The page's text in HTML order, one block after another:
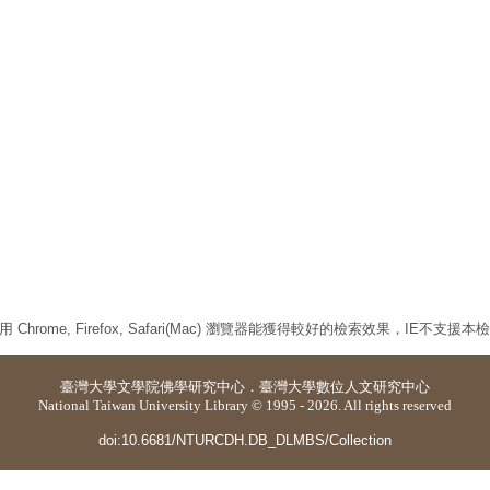
Chrome, Firefox, Safari(Mac) 瀏覽器能獲得較好的檢索效果，IE不支援本檢
臺灣大學文學院佛學研究中心 ． 臺灣大學數位人文研究中心
National Taiwan University Library © 1995 - 2026. All rights reserved
doi:10.6681/NTURCDH.DB_DLMBS/Collection